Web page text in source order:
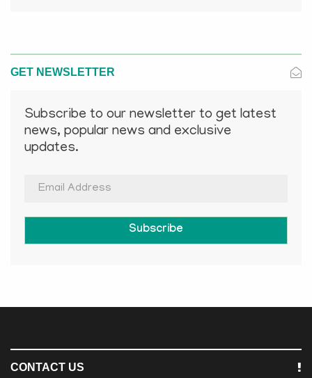
GET NEWSLETTER
Subscribe to our newsletter to get latest
news, popular news and exclusive
updates.
Subscribe
CONTACT US